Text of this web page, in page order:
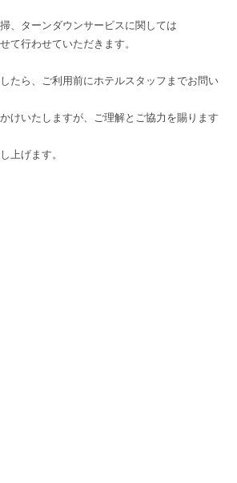
、ターンダウンサービスに関しては
て行わせていただきます。
たら、ご利用前にホテルスタッフまでお問い
けいたしますが、ご理解とご協力を賜ります
上げます。